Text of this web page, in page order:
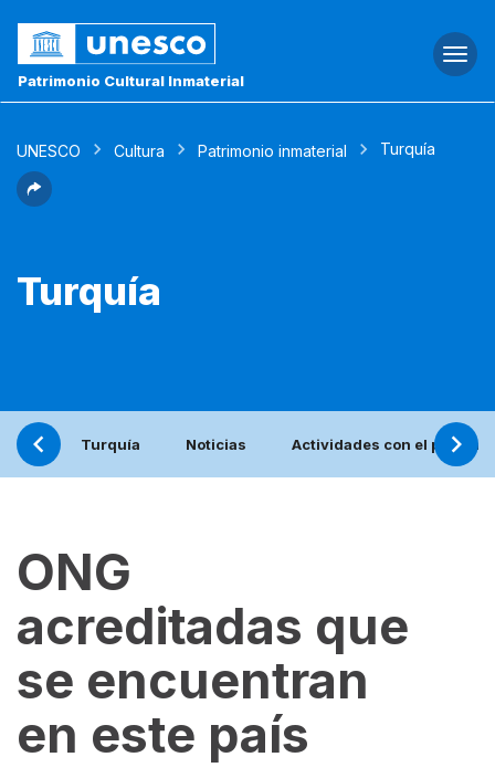
Patrimonio Cultural Inmaterial
UNESCO Cultura Patrimonio inmaterial Turquía
Turquía
Turquía Noticias Actividades con el
ONG
acreditadas que
se encuentran
en este país